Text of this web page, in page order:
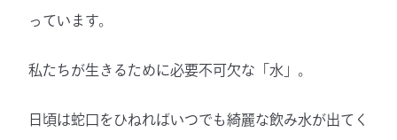
っています。
私たちが生きるために必要不可欠な「水」。
日頃は蛇口をひねればいつでも綺麗な飲み水が出てく